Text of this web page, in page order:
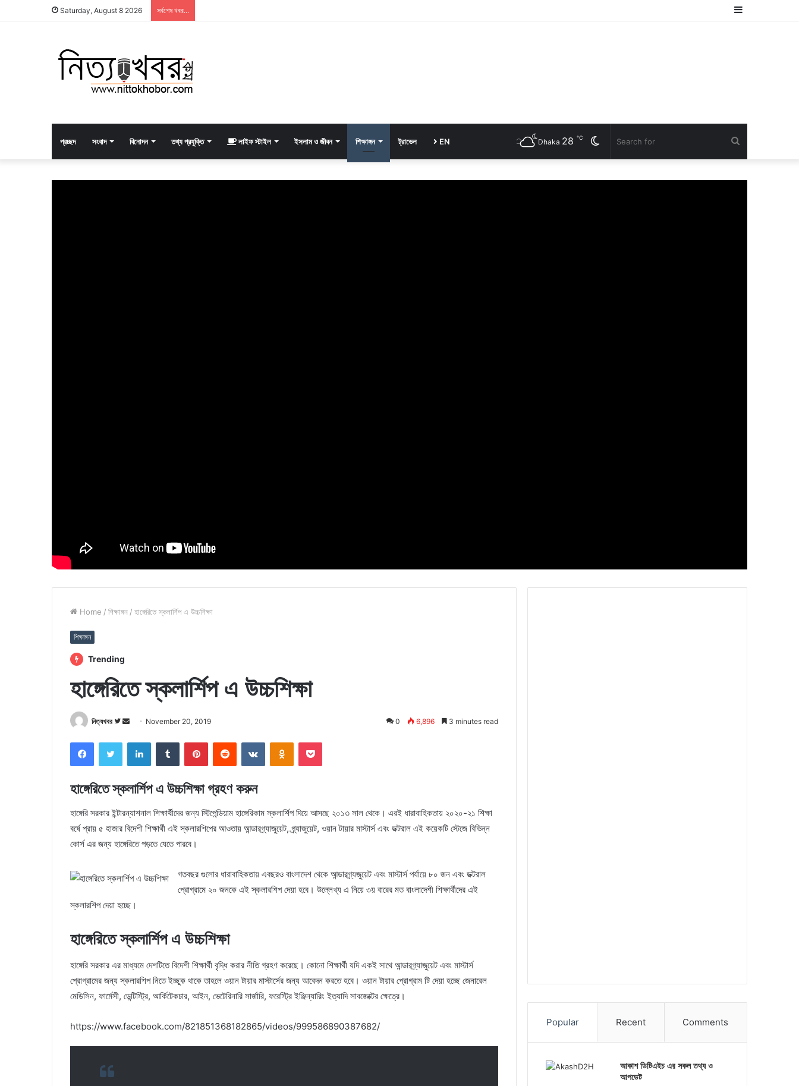
Saturday, August 8 2026 সর্বশেষ খবর... Sidebar
প্রচ্ছদ সংবাদ বিনোদন তথ্য প্রযুক্তি লাইফ স্টাইল ইসলাম ও জীবন শিক্ষাঙ্গন ট্রাভেল EN Switch
Dhaka 28 ℃
Home / শিক্ষাঙ্গন / হাঙ্গেরিতে স্কলার্শিপ এ উচ্চশিক্ষা
শিক্ষাঙ্গন
Trending
হাঙ্গেরিতে স্কলার্শিপ এ উচ্চশিক্ষা
নিত্যখবর
Follow
Twitter
Send
email
November 20, 2019 0 6,896 3 minutes read
FacebookTwitter LinkedInTumblr PinterestReddit VKontakteOdnoklassniki
Pocket
হাঙ্গেরিতে স্কলার্শিপ এ উচ্চশিক্ষা গ্রহণ করুন
হাঙ্গেরি সরকার ইন্টারন্যাশনাল শিক্ষার্থীদের জন্য স্টিপেন্ডিয়াম হাঙ্গেরিকাম স্কলার্শিপ দিয়ে আসছে ২০১৩ সাল থেকে। এরই ধারাবাহিকতায় ২০২০-২১ শিক্ষা
বর্ষে প্রায় ৫ হাজার বিদেশী শিক্ষার্থী এই স্কলারশিপের আওতায় আন্ডারগ্র্যাজুয়েট, গ্র্যাজুয়েট, ওয়ান টায়ার মাস্টার্স এবং ডক্টরাল এই কয়েকটি স্টেজে বিভিন্ন
কোর্স এর জন্য হাঙ্গেরিতে পড়তে যেতে পারবে।
গতবছর গুলোর ধারাবাহিকতায় এবছরও বাংলাদেশ থেকে আন্ডারগ্র্যজুয়েট এবং মাস্টার্স পর্যায়ে ৮০ জন এবং ডক্টরাল
প্রোগ্রামে ২০ জনকে এই স্কলারশিপ দেয়া হবে। উল্লেখ্য এ নিয়ে ৩য় বারের মত বাংলাদেশী শিক্ষার্থীদের এই
স্কলারশিপ দেয়া হচ্ছে।
হাঙ্গেরিতে স্কলার্শিপ এ উচ্চশিক্ষা
হাঙ্গেরি সরকার এর মাধ্যমে দেশটিতে বিদেশী শিক্ষার্থী বৃদ্ধি করার নীতি গ্রহণ করেছে। কোনো শিক্ষার্থী যদি একই সাথে আন্ডারগ্র্যাজুয়েট এবং মাস্টার্স
প্রোগ্রামের জন্য স্কলারশিপ নিতে ইচ্ছুক থাকে তাহলে ওয়ান টায়ার মাস্টার্সের জন্য আবেদন করতে হবে। ওয়ান টায়ার প্রোগ্রাম টি দেয়া হচ্ছে জেনারেল
মেডিসিন, ফার্মেসী, ডেন্টিস্ট্রি, আর্কিটেকচার, আইন, ভেটেরিনারি সার্জারি, ফরেস্ট্রি ইঞ্জিন্যারিং ইত্যাদি সাবজেক্টের ক্ষেত্রে।
https://www.facebook.com/821851368182865/videos/999586890387682/ Popular Recent Comments
আকাশ ডিটিএইচ এর সকল তথ্য ও
আপডেট